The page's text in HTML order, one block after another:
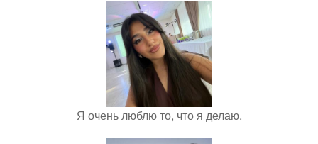
Я очень люблю то, что я делаю.